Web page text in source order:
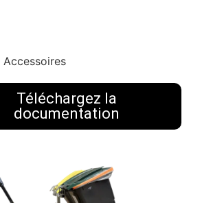
Accessoires
Téléchargez la
documentation